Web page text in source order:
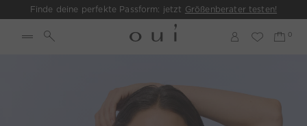
Finde deine perfekte Passform: jetzt Größenberater testen!